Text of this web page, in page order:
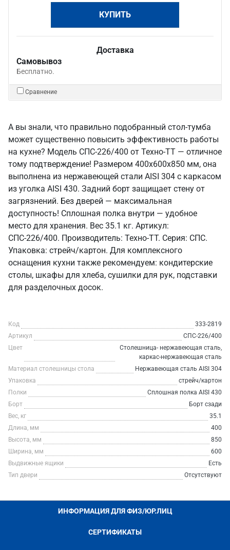
КУПИТЬ
Доставка
Самовывоз
Бесплатно.
Сравнение
А вы знали, что правильно подобранный стол-тумба
может существенно повысить эффективность работы
на кухне? Модель СПС-226/400 от Техно-ТТ — отличное
тому подтверждение! Размером 400x600x850 мм, она
выполнена из нержавеющей стали AISI 304 с каркасом
из уголка AISI 430. Задний борт защищает стену от
загрязнений. Без дверей — максимальная
доступность! Сплошная полка внутри — удобное
место для хранения. Вес 35.1 кг. Артикул:
СПС-226/400. Производитель: Техно-ТТ. Серия: СПС.
Упаковка: стрейч/картон. Для комплексного
оснащения кухни также рекомендуем: кондитерские
столы, шкафы для хлеба, сушилки для рук, подставки
для разделочных досок.
Код
333-2819
Артикул
СПС-226/400
Цвет
Столешница- нержавеющая сталь,
каркас-нержавеющая сталь
Материал столешницы стола
Нержавеющая сталь AISI 304
Упаковка
стрейч/картон
Полки
Сплошная полка AISI 430
Борт
Борт сзади
Вес, кг
35.1
Длина, мм
400
Высота, мм
850
Ширина, мм
600
Выдвижные ящики
Есть
Тип двери
Отсутствуют
ИНФОРМАЦИЯ ДЛЯ ФИЗ/ЮР.ЛИЦ
СЕРТИФИКАТЫ